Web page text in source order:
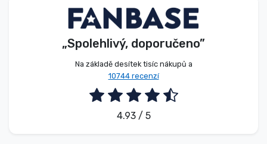
„Spolehlivý, doporučeno”
Na základě desítek tisíc nákupů a
10744 recenzí
4.93 / 5